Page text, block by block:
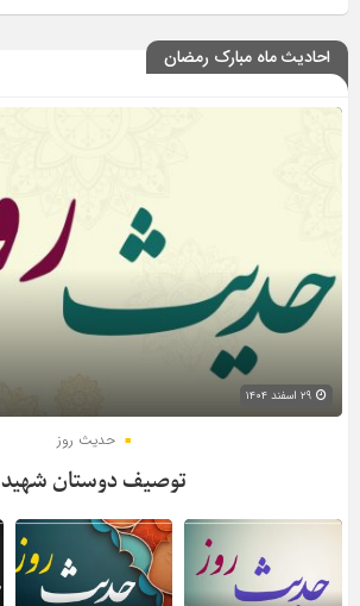
احادیث ماه مبارک رمضان
حدیث روز
توصیف دوستان شهید